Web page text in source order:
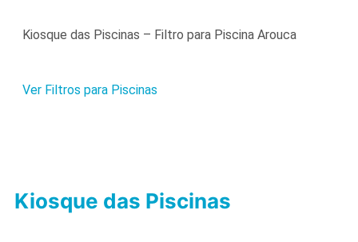
Kiosque das Piscinas – Filtro para Piscina Arouca
Ver Filtros para Piscinas
Kiosque das Piscinas